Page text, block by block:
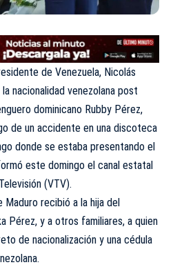
de Venezuela, Nicolás
nacionalidad venezolana post
dominicano Rubby Pérez,
de un accidente en una discoteca
donde se estaba presentando el
este domingo el canal estatal
(VTV).
Maduro recibió a la hija del
Pérez, y a otros familiares, a quien
de nacionalización y una cédula